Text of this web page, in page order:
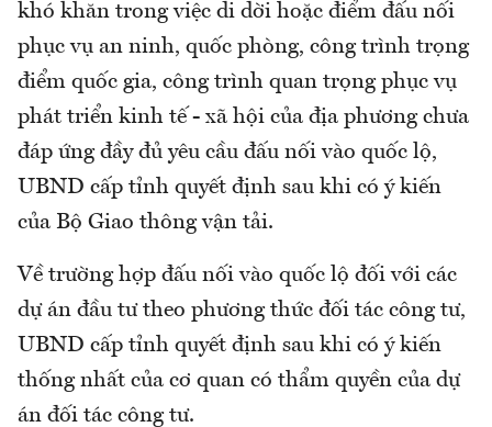
khó khăn trong việc di dời hoặc điểm đấu nối
phục vụ an ninh, quốc phòng, công trình trọng
điểm quốc gia, công trình quan trọng phục vụ
phát triển kinh tế - xã hội của địa phương chưa
đáp ứng đầy đủ yêu cầu đấu nối vào quốc lộ,
UBND cấp tỉnh quyết định sau khi có ý kiến
của Bộ Giao thông vận tải.
Về trường hợp đấu nối vào quốc lộ đối với các
dự án đầu tư theo phương thức đối tác công tư,
UBND cấp tỉnh quyết định sau khi có ý kiến
thống nhất của cơ quan có thẩm quyền của dự
án đối tác công tư.